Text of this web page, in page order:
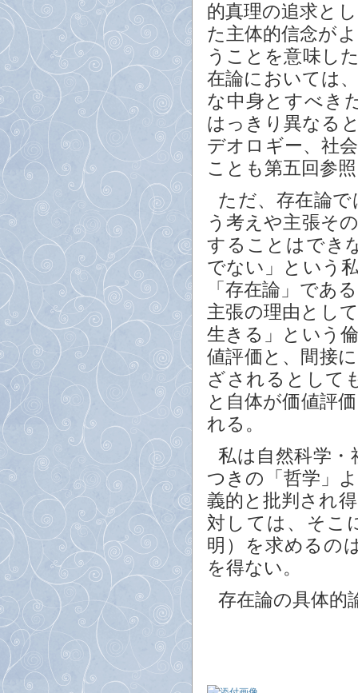
的真理の追求と
た主体的信念が
うことを意味し
在論においては
な中身とすべき
はっきり異なる
デオロギー、社
ことも第五回参
ただ、存在論
う考えや主張そ
することはでき
でない」という
「存在論」であ
主張の理由とし
生きる」という
値評価と、間接
ざされるとして
と自体が価値評
れる。
私は自然科学
つきの「哲学」
義的と批判され
対しては、そこ
明）を求めるの
を得ない。
存在論の具体的